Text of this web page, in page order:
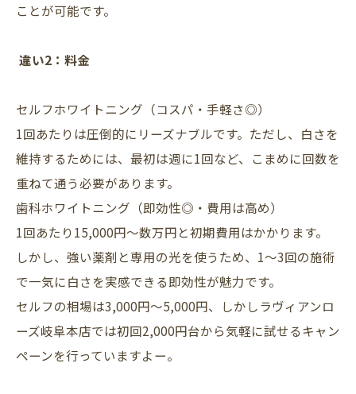
ことが可能です。
違い2：料金
セルフホワイトニング（コスパ・手軽さ◎）
1回あたりは圧倒的にリーズナブルです。ただし、白さを
維持するためには、最初は週に1回など、こまめに回数を
重ねて通う必要があります。
歯科ホワイトニング（即効性◎・費用は高め）
1回あたり15,000円〜数万円と初期費用はかかります。
しかし、強い薬剤と専用の光を使うため、1〜3回の施術
で一気に白さを実感できる即効性が魅力です。
セルフの相場は3,000円〜5,000円、しかしラヴィアンロ
ーズ岐阜本店では初回2,000円台から気軽に試せるキャン
ペーンを行っていますよー。